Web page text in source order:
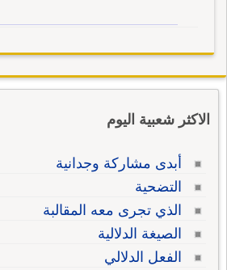
الاكثر شعبية اليوم
أبدى مشاركة وجدانية
التضحية
الذي تجرى معه المقالبة
الصيغة الدلالية
الفعل الدلالي